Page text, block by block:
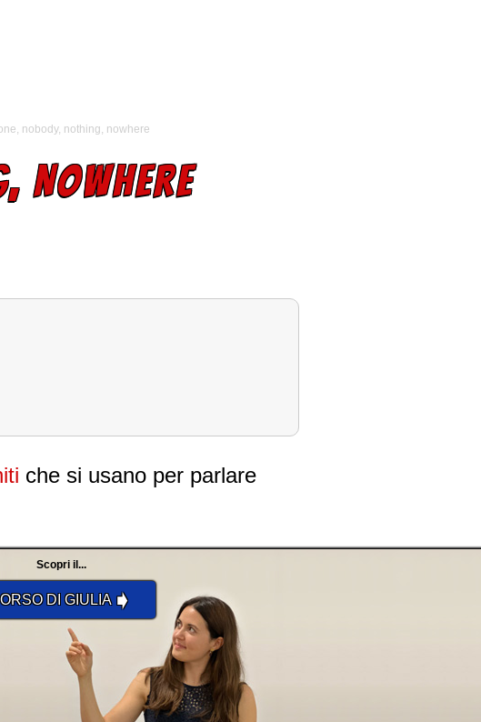
nobody, nothing, nowhere
NOWHERE
che si usano per parlare
Scopri il...
DI GIULIA➧